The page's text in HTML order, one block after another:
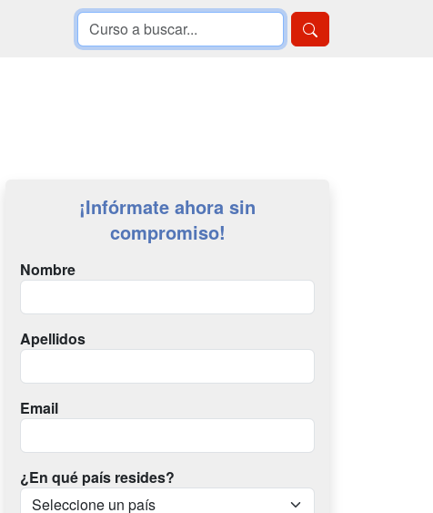
¡Infórmate ahora sin
compromiso!
Nombre
Apellidos
Email
¿En qué país resides?